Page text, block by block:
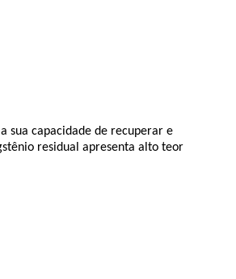
sua capacidade de recuperar e
residual apresenta alto teor